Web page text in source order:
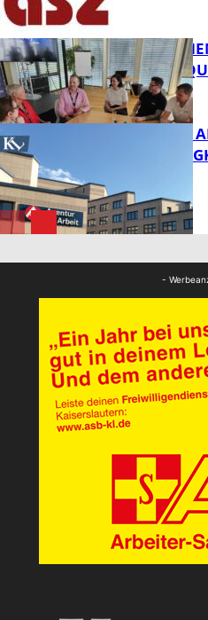
Bildung
Bildung
FB News
HÖCHSTEN
SAISONALER
-